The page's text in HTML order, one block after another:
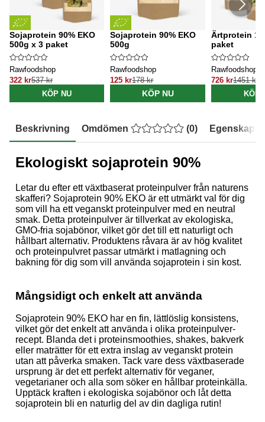
Sojaprotein 90% EKO
500g x 3 paket
Rawfoodshop
322 kr537 kr
KÖP NU
Sojaprotein 90% EKO
500g
Rawfoodshop
125 kr178 kr
KÖP NU
Ärtprotein
paket
Rawfoodshop
726 kr1451 kr
KÖP
Beskrivning Omdömen (0) Egenskaper
Ekologiskt sojaprotein 90%
Letar du efter ett växtbaserat proteinpulver från naturens
skafferi? Sojaprotein 90% EKO är ett utmärkt val för dig
som vill ha ett veganskt proteinpulver med en neutral
smak. Detta proteinpulver är tillverkat av ekologiska,
GMO-fria sojabönor, vilket gör det till ett naturligt och
hållbart alternativ. Produktens råvara är av hög kvalitet
och proteinpulvret passar utmärkt i matlagning och
bakning för dig som vill använda sojaprotein i sin kost.
Mångsidigt och enkelt att använda
Sojaprotein 90% EKO har en fin, lättlöslig konsistens,
vilket gör det enkelt att använda i olika proteinpulver-
recept. Blanda det i proteinsmoothies, shakes, bakverk
eller maträtter för ett extra inslag av veganskt protein
utan att påverka smaken. Tack vare dess växtbaserade
ursprung är det ett perfekt alternativ för veganer,
vegetarianer och alla som söker en hållbar proteinkälla.
Upptäck kraften i ekologiska sojabönor och låt detta
sojaprotein bli en naturlig del av din dagliga rutin!